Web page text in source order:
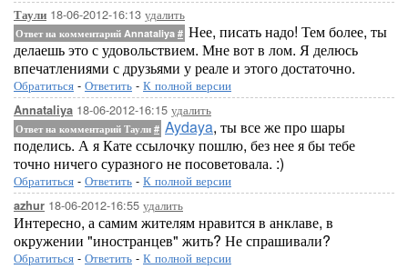
Таули 18-06-2012-16:13 удалить
Ответ на комментарий Annataliya # Нее, писать надо! Тем более, ты
делаешь это с удовольствием. Мне вот в лом. Я делюсь
впечатлениями с друзьями у реале и этого достаточно.
Обратиться - Ответить - К полной версии
Annataliya 18-06-2012-16:15 удалить
Ответ на комментарий Таули # Aydaya, ты все же про шары
поделись. А я Кате ссылочку пошлю, без нее я бы тебе
точно ничего суразного не посоветовала. :)
Обратиться - Ответить - К полной версии
azhur 18-06-2012-16:55 удалить
Интересно, а самим жителям нравится в анклаве, в
окружении "иностранцев" жить? Не спрашивали?
Обратиться - Ответить - К полной версии